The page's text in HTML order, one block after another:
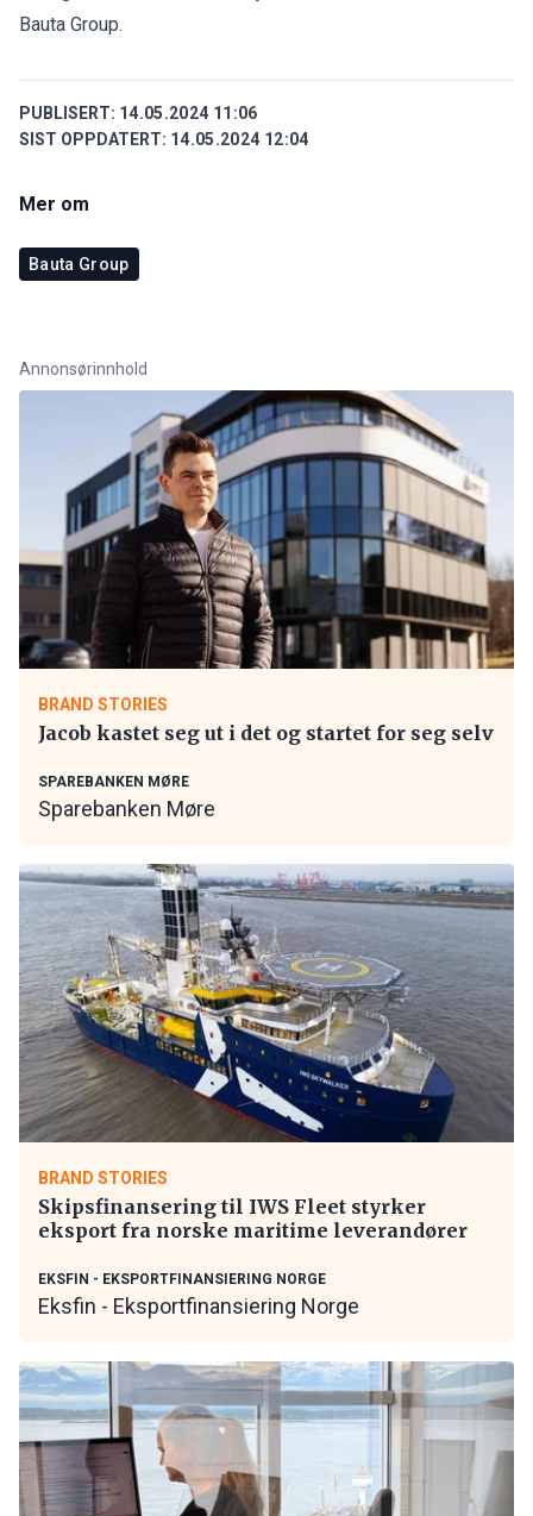
Bauta Group.
PUBLISERT: 14.05.2024 11:06
SIST OPPDATERT: 14.05.2024 12:04
Mer om
Bauta Group
Annonsørinnhold
BRAND STORIES
Jacob kastet seg ut i det og startet for seg selv
SPAREBANKEN MØRE
Sparebanken Møre
BRAND STORIES
Skipsfinansering til IWS Fleet styrker
eksport fra norske maritime leverandører
EKSFIN - EKSPORTFINANSIERING NORGE
Eksfin - Eksportfinansiering Norge